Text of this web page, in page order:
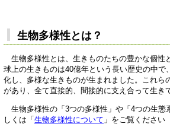
生物多様性とは？
生物多様性とは、生きものたちの豊かな個性
球上の生きものは40億年という長い歴史の中で
化し、多様な生きものが生まれました。これら
があり、全て直接的、間接的に支え合って生き
生物多様性の「3つの多様性」や「4つの生態
しくは「 生物多様性について 」をご覧ください